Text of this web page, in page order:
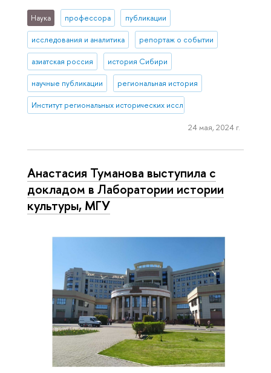
Наука профессора публикации
исследования и аналитика репортаж о событии
азиатская россия история Сибири
научные публикации региональная история
Институт региональных исторических исследований
24 мая, 2024 г.
Анастасия Туманова выступила с
докладом в Лаборатории истории
культуры, МГУ